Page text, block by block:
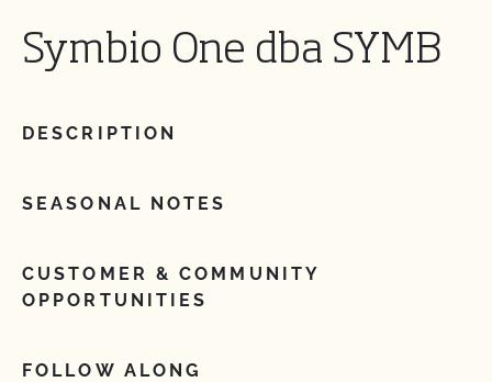
Symbio One dba SYMB
DESCRIPTION
SEASONAL NOTES
CUSTOMER & COMMUNITY
OPPORTUNITIES
FOLLOW ALONG